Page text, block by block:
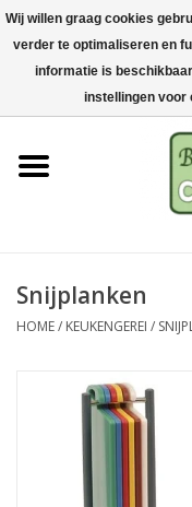
Home
Bak-& kookgerei
Machines & onderdelen
Chocolade & ijsbereiding
Hygiëne & opslag
Grondstoffen &
Snijplanken
HOME/ KEUKENGEREI /
Wij willen graag cookies
verder te optimaliseren en
informatie is
instellingen voor